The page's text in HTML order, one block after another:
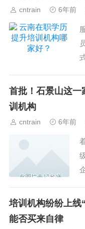
cntrain 6年前
首批！石景山这一
训机构
cntrain 6年前
培训机构纷纷上线
能否买来自律